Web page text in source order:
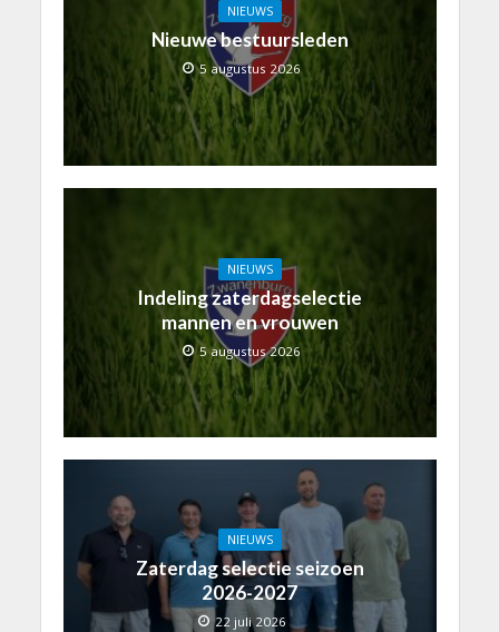
NIEUWS
Nieuwe bestuursleden
5 augustus 2026
NIEUWS
Indeling zaterdagselectie
mannen en vrouwen
5 augustus 2026
NIEUWS
Zaterdag selectie seizoen
2026-2027
22 juli 2026